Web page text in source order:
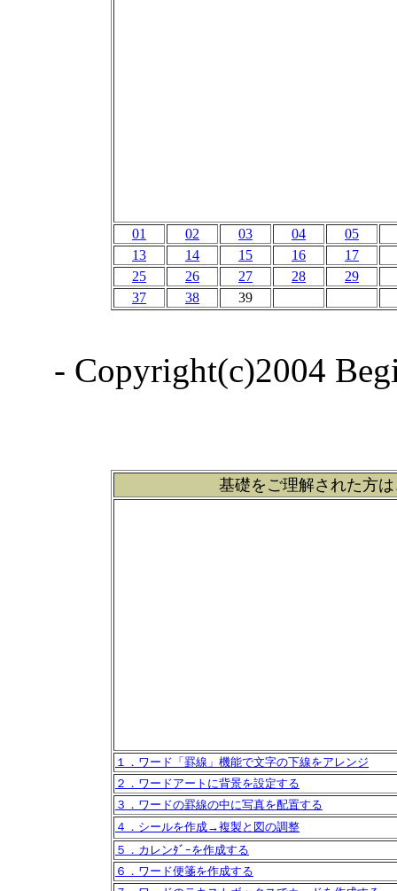
01 02 03 04
05
13
14 15 16
17
25
26 27 28
29
37
38 39
- Copyright(c)2004
基礎をご理解された方
１．ワード「罫線」機能で文字の下線をアレンジ
２．ワードアートに背景を設定する
３．ワードの罫線の中に写真を配置する
４．シールを作成→複製と図の調整
５．カレンﾀﾞｰを作成する
６．ワード便箋を作成する